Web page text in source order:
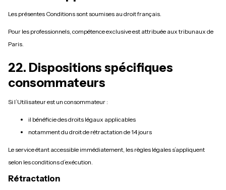
Les présentes Conditions sont soumises au droit français.
Pour les professionnels, compétence exclusive est attribuée aux tribunaux de
Paris.
22. Dispositions spécifiques
consommateurs
Si l’Utilisateur est un consommateur :
il bénéficie des droits légaux applicables
notamment du droit de rétractation de 14 jours
Le service étant accessible immédiatement, les règles légales s’appliquent
selon les conditions d’exécution.
Rétractation